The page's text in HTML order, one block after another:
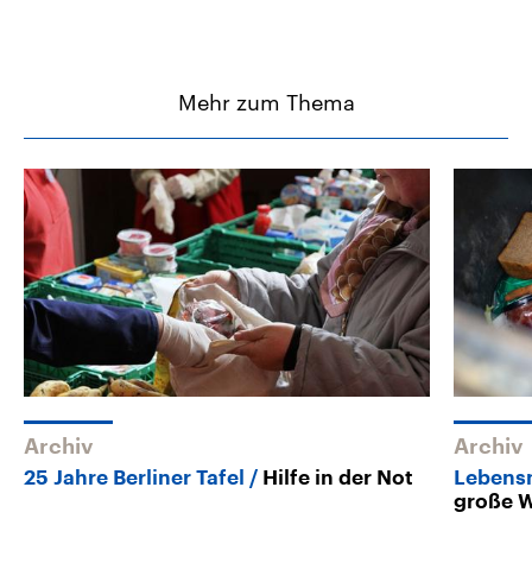
Mehr zum Thema
Archiv
25 Jahre Berliner Tafel Hilfe in der Not
Archiv
große